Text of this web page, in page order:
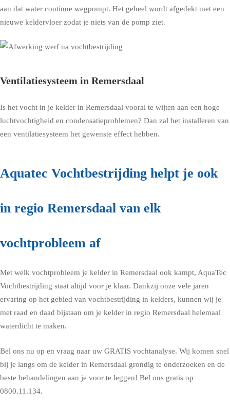
aan dat water continue wegpompt. Het geheel wordt afgedekt met een
nieuwe keldervloer zodat je niets van de pomp ziet.
Ventilatiesysteem in Remersdaal
Is het vocht in je kelder in Remersdaal vooral te wijten aan een hoge
luchtvochtigheid en condensatieproblemen? Dan zal het installeren van
een ventilatiesysteem het gewenste effect hebben.
Aquatec Vochtbestrijding helpt je ook
in regio Remersdaal van elk
vochtprobleem af
Met welk vochtprobleem je kelder in Remersdaal ook kampt, AquaTec
Vochtbestrijding staat altijd voor je klaar. Dankzij onze vele jaren
ervaring op het gebied van vochtbestrijding in kelders, kunnen wij je
met raad en daad bijstaan om je kelder in regio Remersdaal helemaal
waterdicht te maken.
Bel ons nu op en vraag naar uw GRATIS vochtanalyse. Wij komen snel
bij je langs om de kelder in Remersdaal grondig te onderzoeken en de
beste behandelingen aan je voor te leggen! Bel ons gratis op
0800.11.134.